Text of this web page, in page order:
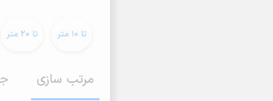
تا 10 متر تا 20 متر
مرتب سازی